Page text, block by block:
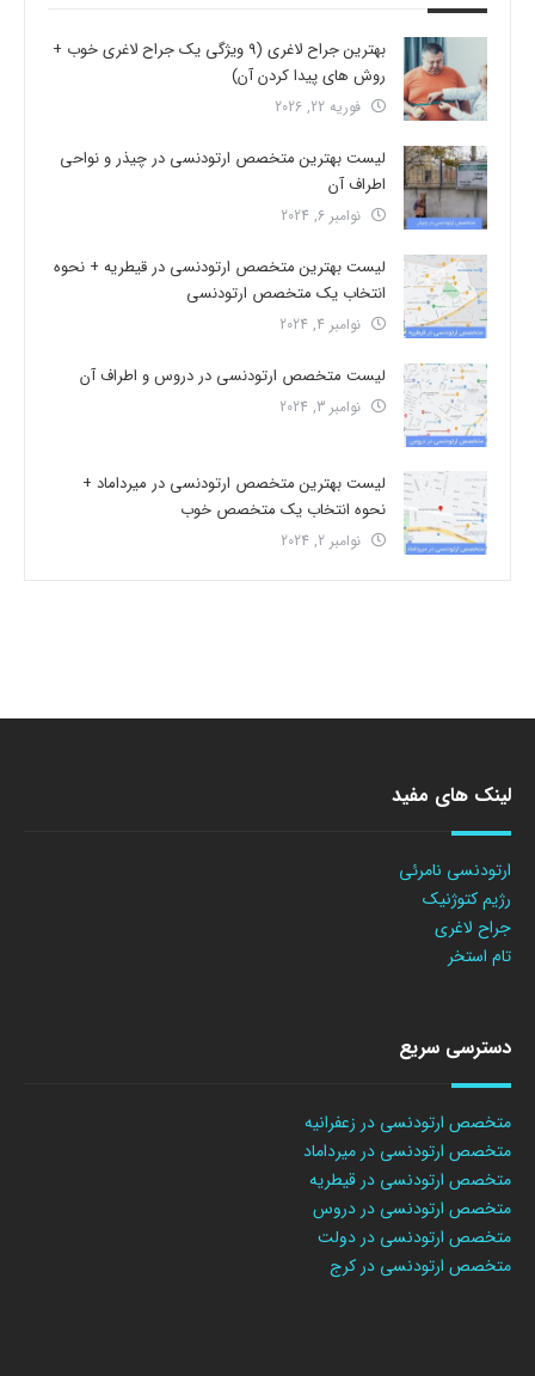
بهترین جراح لاغری (9 ویژگی یک جراح لاغری خوب +
روش های پیدا کردن آن)
فوریه 22, 2026
لیست بهترین متخصص ارتودنسی در چیذر و نواحی
اطراف آن
نوامبر 6, 2024
لیست بهترین متخصص ارتودنسی در قیطریه + نحوه
انتخاب یک متخصص ارتودنسی
نوامبر 4, 2024
لیست متخصص ارتودنسی در دروس و اطراف آن
نوامبر 3, 2024
لیست بهترین متخصص ارتودنسی در میرداماد +
نحوه انتخاب یک متخصص خوب
نوامبر 2, 2024
لینک های مفید
ارتودنسی نامرئی
رژیم کتوژنیک
جراح لاغری
تام استخر
دسترسی سریع
متخصص ارتودنسی در زعفرانیه
متخصص ارتودنسی در میرداماد
متخصص ارتودنسی در قیطریه
متخصص ارتودنسی در دروس
متخصص ارتودنسی در دولت
متخصص ارتودنسی در کرج